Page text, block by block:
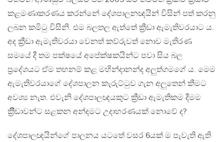
කළමණාකරණය කරන්නේ දේශපාලනඥයින් විසින් පත් කරනු
ලබන කමිටු විසිනි. එම බලතල ඇත්තේ ක්‍රීඩා ඇමැතිවරයාට ය.
අද ක්‍රීඩා ඇමැතිවරයා වෙනත් කව්රුවත් නොව මැතිරණ
සමයේ දී තම පක්ෂයේ අපේක්ෂකයින්ට පවා සිය බල
ප්‍රදේශයට ඒම තහනම් කළ මහින්දානන්ද අලුත්ගමගේ ය. මෙම
ඇමැතිවරයාගේ දේශපාලන කැරුට්ටුව ගැන අලුතෙන් කීමට
අවශ්‍ය නැත. එවැනි දේශපාලඥයකුට ක්‍රීඩා ඇමැතිකම දීමම
ක්‍රිීඩාවන්ට සළකන අන්දමට උදාහරණයක් නොවේ ද?
දේශපාලඥයින්ගේ පාලනය යටතේ වසර 6යක් ම පැවැති ඇති